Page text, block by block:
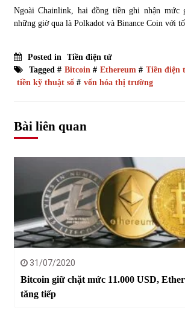
Ngoài Chainlink, hai đồng tiền ghi nhận mức
những giờ qua là Polkadot và Binance Coin với
Posted in Tiền điện tử
Tagged # Bitcoin# Ethereum# Tiền điện
tiền kỹ thuật số# vốn hóa thị trường
Bài liên quan
31/07/2020
Bitcoin giữ chặt mức 11.000 USD,
tăng tiếp